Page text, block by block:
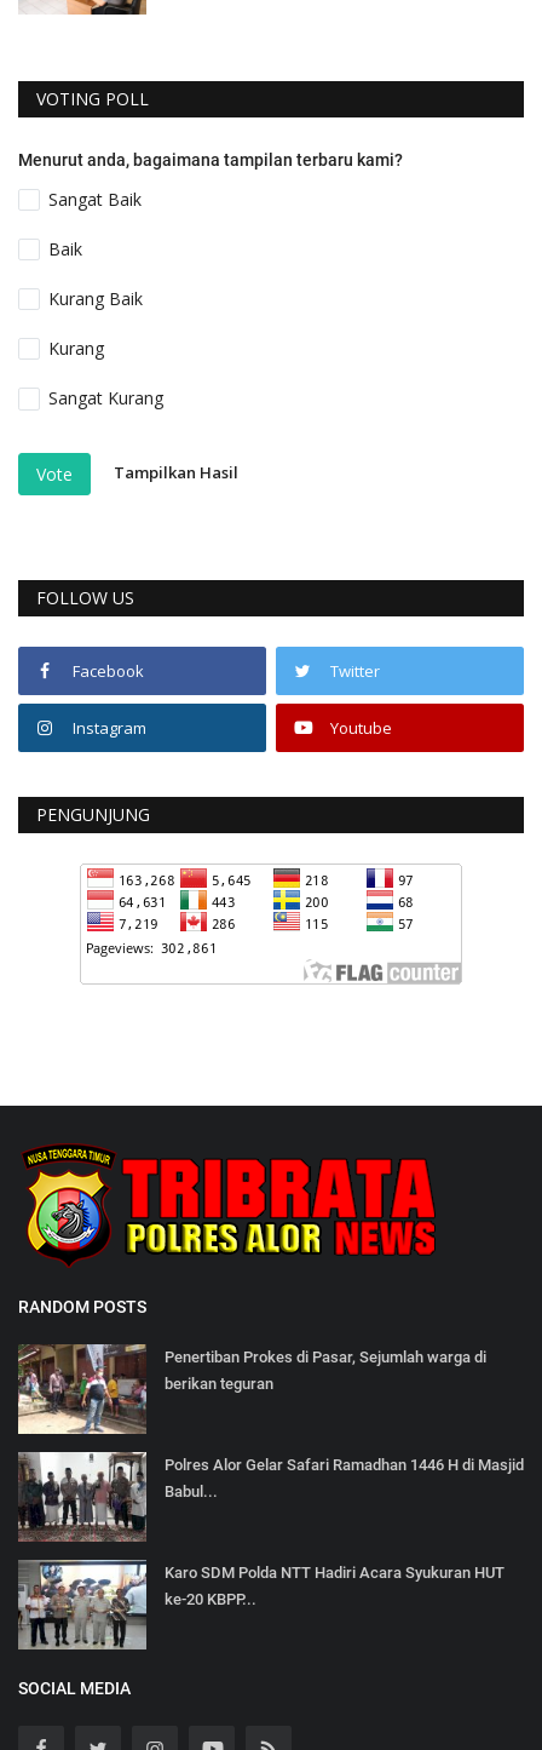
VOTING POLL
Menurut anda, bagaimana tampilan terbaru kami?
Sangat Baik
Baik
Kurang Baik
Kurang
Sangat Kurang
Vote Tampilkan Hasil
FOLLOW US
Facebook Twitter
Instagram Youtube
PENGUNJUNG
RANDOM POSTS
Penertiban Prokes di Pasar, Sejumlah warga di
berikan teguran
Polres Alor Gelar Safari Ramadhan 1446 H di Masjid
Babul...
Karo SDM Polda NTT Hadiri Acara Syukuran HUT
ke-20 KBPP...
SOCIAL MEDIA